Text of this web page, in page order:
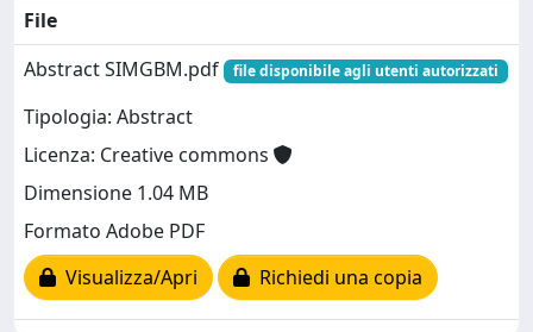
File
Abstract SIMGBM.pdf
file disponibile agli utenti autorizzati
Tipologia: Abstract
Licenza: Creative commons
Dimensione 1.04 MB
Formato Adobe PDF
Visualizza/Apri
Richiedi una copia